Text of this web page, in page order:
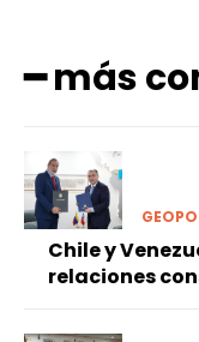
━ más
Chile y
relaciones